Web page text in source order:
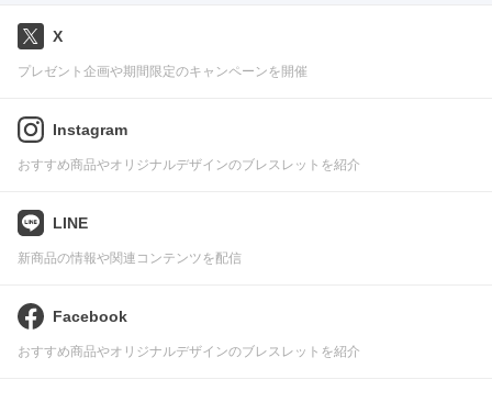
X
プレゼント企画や期間限定のキャンペーンを開催
Instagram
おすすめ商品やオリジナルデザインのブレスレットを紹介
LINE
新商品の情報や関連コンテンツを配信
Facebook
おすすめ商品やオリジナルデザインのブレスレットを紹介